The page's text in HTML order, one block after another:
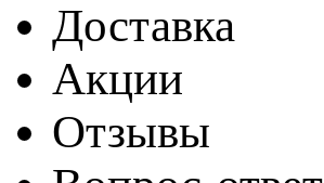
Доставка
Акции
Отзывы